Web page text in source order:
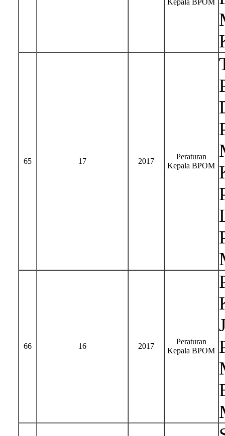
Kepala BPOM
65 17 2017
Peraturan
Kepala BPOM
66 16 2017
Peraturan
Kepala BPOM